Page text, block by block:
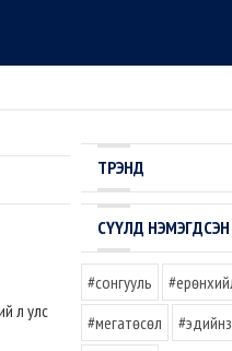
л улс
ТРЭНД
СҮҮЛД
#сонгууль
#мегатөсөл